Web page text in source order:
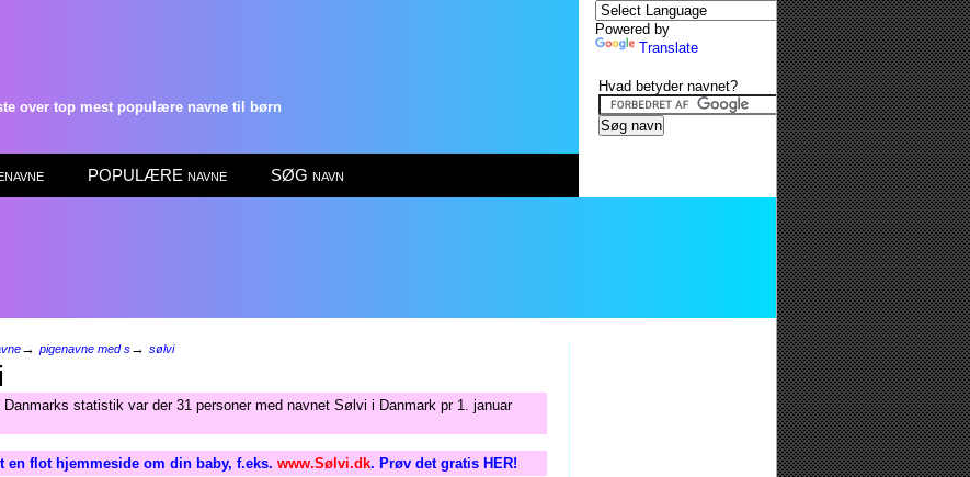
over top mest populære navne til børn
POPULÆRE navne SØG navn
→ pigenavne med s→ sølvi
Danmarks statistik var der 31 personer med navnet Sølvi i Danmark pr 1. januar
en flot hjemmeside om din baby, f.eks. www.Sølvi.dk. Prøv det gratis HER!
Powered by
Translate
Hvad betyder navnet?